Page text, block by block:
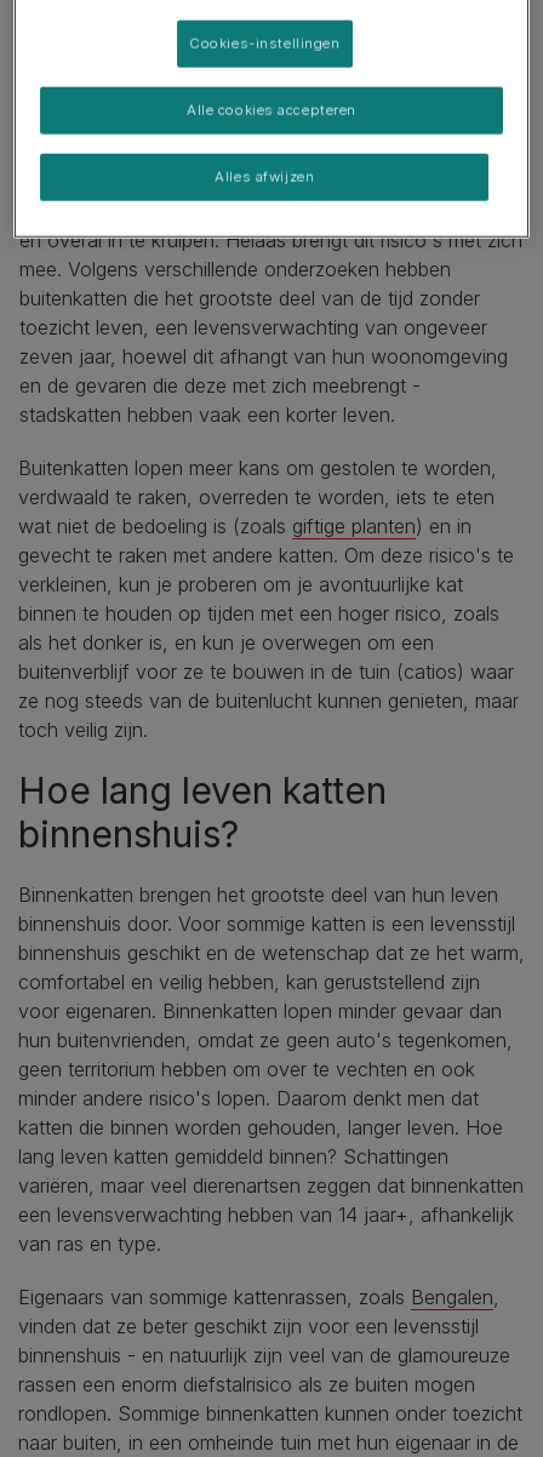
en overal in te kruipen. Helaas brengt dit risico's met zich
mee. Volgens verschillende onderzoeken hebben
buitenkatten die het grootste deel van de tijd zonder
toezicht leven, een levensverwachting van ongeveer
zeven jaar, hoewel dit afhangt van hun woonomgeving
en de gevaren die deze met zich meebrengt -
stadskatten hebben vaak een korter leven.
Buitenkatten lopen meer kans om gestolen te worden,
verdwaald te raken, overreden te worden, iets te eten
wat niet de bedoeling is (zoals giftige planten) en in
gevecht te raken met andere katten. Om deze risico's te
verkleinen, kun je proberen om je avontuurlijke kat
binnen te houden op tijden met een hoger risico, zoals
als het donker is, en kun je overwegen om een
buitenverblijf voor ze te bouwen in de tuin (catios) waar
ze nog steeds van de buitenlucht kunnen genieten, maar
toch veilig zijn.
Hoe lang leven katten
binnenshuis?
Binnenkatten brengen het grootste deel van hun leven
binnenshuis door. Voor sommige katten is een levensstijl
binnenshuis geschikt en de wetenschap dat ze het warm,
comfortabel en veilig hebben, kan geruststellend zijn
voor eigenaren. Binnenkatten lopen minder gevaar dan
hun buitenvrienden, omdat ze geen auto's tegenkomen,
geen territorium hebben om over te vechten en ook
minder andere risico's lopen. Daarom denkt men dat
katten die binnen worden gehouden, langer leven. Hoe
lang leven katten gemiddeld binnen? Schattingen
variëren, maar veel dierenartsen zeggen dat binnenkatten
een levensverwachting hebben van 14 jaar+, afhankelijk
van ras en type.
Eigenaars van sommige kattenrassen, zoals Bengalen,
vinden dat ze beter geschikt zijn voor een levensstijl
binnenshuis - en natuurlijk zijn veel van de glamoureuze
rassen een enorm diefstalrisico als ze buiten mogen
rondlopen. Sommige binnenkatten kunnen onder toezicht
naar buiten, in een omheinde tuin met hun eigenaar in de
Cookies-instellingen
Alles afwijzen
Alle cookies accepteren